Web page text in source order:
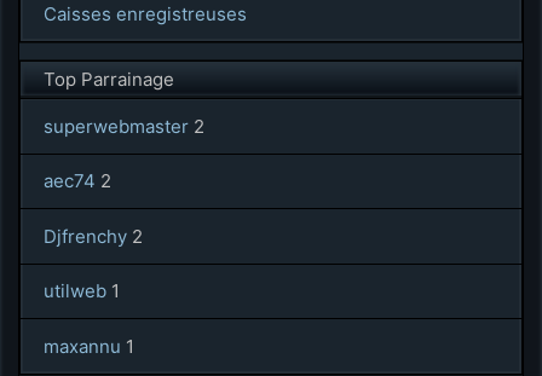
Caisses enregistreuses
Top Parrainage
superwebmaster 2
aec74 2
Djfrenchy 2
utilweb 1
maxannu 1